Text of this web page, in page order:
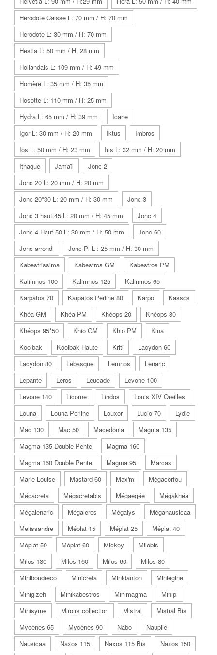
Herodote Caisse L: 70 mm / H: 70 mm
Herodote L: 30 mm / H: 70 mm
Hestia L: 50 mm / H: 28 mm
Hollandais L: 109 mm / H: 49 mm
Homère L: 35 mm / H: 35 mm
Hosotte L: 110 mm / H: 25 mm
Hydra L: 65 mm / H: 39 mm
Icarie
Igor L: 30 mm / H: 20 mm
Iktus
Imbros
Ios L: 50 mm / H: 23 mm
Iris L: 32 mm / H: 20 mm
Ithaque
Jamaïl
Jonc 2
Jonc 20 L: 20 mm / H: 20 mm
Jonc 20*30 L: 20 mm / H: 30 mm
Jonc 3
Jonc 3 haut 45 L: 20 mm / H: 45 mm
Jonc 4
Jonc 4 Haut 50 L: 30 mm / H: 50 mm
Jonc 60
Jonc arrondi
Jonc Pi L : 25 mm / H: 30 mm
Kabestrissima
Kabestros GM
Kabestros PM
Kalimnos 100
Kalimnos 125
Kalimnos 65
Karpatos 70
Karpatos Perline 80 Karpo
Kassos
Khéa GM
Khéa PM Khéops 20
Khéops 30
Khéops 95*50
Khio GM Khio PM
Kina
Koolbak
Koolbak Haute Kriti
Lacydon 60
Lacydon 80
Lebasque Lemnos
Lenaric
Lepante
Leros Leucade
Levone 100
Levone 140
Licorne Lindos
Louis XIV Oreilles
Louna
Louna Perline Louxor Lucio 70
Lydie
Mac 130
Mac 50 Macedonia
Magma 135
Magma 135 Double Pente
Magma 160
Magma 160 Double Pente
Magma 95
Marcas
Marie-Louise
Mastard 60 Max'm
Mégacorfou
Mégacreta
Mégacretabis Mégaegée
Mégakhéa
Mégalenaric
Mégaleros Mégalys
Méganausicaa
Melissandre
Méplat 15 Méplat 25
Méplat 40
Méplat 50
Méplat 60 Mickey
Milobis
Milos 130
Milos 160 Milos 60
Milos 80
Miniboudreco
Minicreta Minidanton
Miniégine
Minigizeh
Minikabestros Minimagma
Minipi
Minisyme
Miroirs collection Mistral
Mistral Bis
Mycènes 65
Mycènes 90 Nabo
Nauplie
Nausicaa
Naxos 115 Naxos 115 Bis
Naxos 150